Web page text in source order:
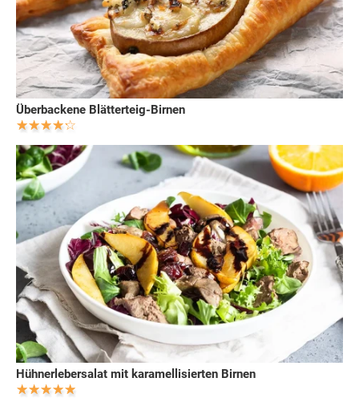
Überbackene Blätterteig-Birnen
Hühnerlebersalat mit karamellisierten Birnen